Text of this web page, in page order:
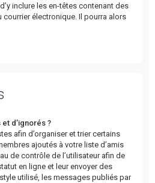
inclure les en-têtes contenant des
courrier électronique. Il pourra alors
d’ignorés ?
afin d’organiser et trier certains
ajoutés à votre liste d’amis
de contrôle de l’utilisateur afin de
en ligne et leur envoyer des
utilisé, les messages publiés par